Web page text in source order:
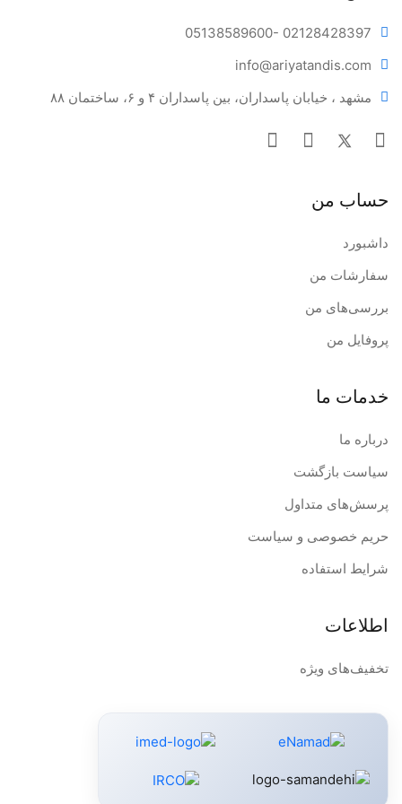
05138589600- 02128428397
info@ariyatandis.com
مشهد ، خیابان پاسداران، بین پاسداران ۴ و ۶، ساختمان ۸۸
حساب من
داشبورد
سفارشات من
بررسی‌های من
پروفایل من
خدمات ما
درباره ما
سیاست بازگشت
پرسش‌های متداول
حریم خصوصی و سیاست
شرایط استفاده
اطلاعات
تخفیف‌های ویژه